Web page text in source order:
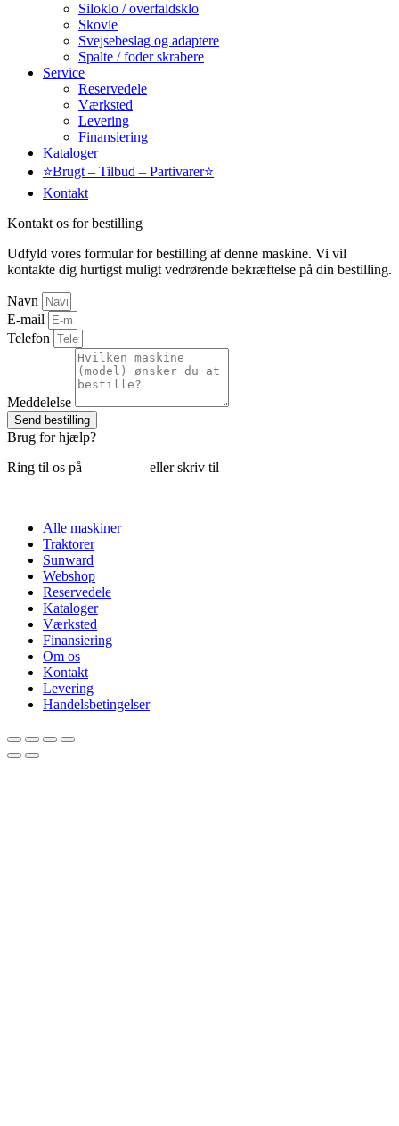
Siloklo / overfaldsklo
Skovle
Svejsebeslag og adaptere
Spalte / foder skrabere
Service
Reservedele
Værksted
Levering
Finansiering
Kataloger
⭐Brugt – Tilbud – Partivarer⭐
Kontakt
Kontakt os for bestilling
Udfyld vores formular for bestilling af denne maskine. Vi vil
kontakte dig hurtigst muligt vedrørende bekræftelse på din bestilling.
Navn
E-mail
Telefon
Meddelelse
Send bestilling
Brug for hjælp?
Ring til os på
eller skriv til
Alle maskiner
Traktorer
Sunward
Webshop
Reservedele
Kataloger
Værksted
Finansiering
Om os
Kontakt
Levering
Handelsbetingelser